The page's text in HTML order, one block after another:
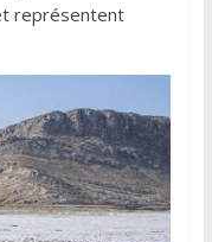
représentent